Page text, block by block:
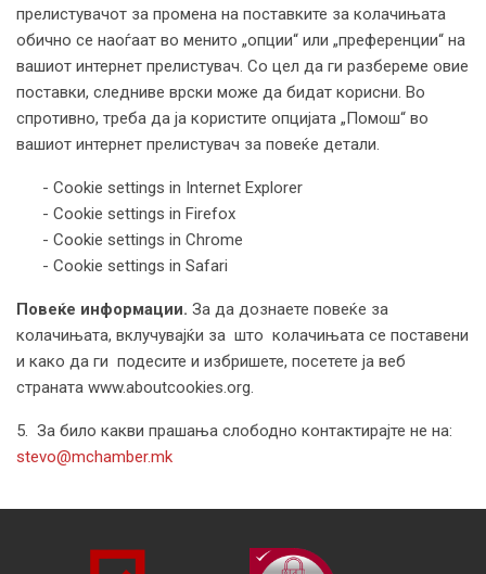
прелистувачот за промена на поставките за колачињата
обично се наоѓаат во менито „опции“ или „преференции“ на
вашиот интернет прелистувач. Со цел да ги разбереме овие
поставки, следниве врски може да бидат корисни. Во
спротивно, треба да ја користите опцијата „Помош“ во
вашиот интернет прелистувач за повеќе детали.
- Cookie settings in Internet Explorer
- Cookie settings in Firefox
- Cookie settings in Chrome
- Cookie settings in Safari
Повeќе информации. За да дознаете повеќе за
колачињата, вклучувајќи за што колачињата се поставени
и како да ги подесите и избришете, посетете ја веб
страната www.aboutcookies.org.
5. За било какви прашања слободно контактирајте не на:
stevo@mchamber.mk